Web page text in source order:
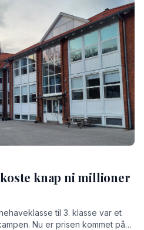
knap ni millioner
til 3. klasse var et
Nu er prisen kommet på